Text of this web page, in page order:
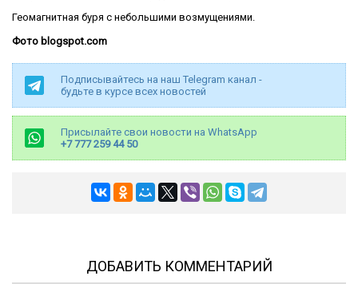
Геомагнитная буря с небольшими возмущениями.
Фото blogspot.com
Подписывайтесь на наш Telegram канал -
будьте в курсе всех новостей
Присылайте свои новости на WhatsApp
+7 777 259 44 50
ДОБАВИТЬ КОММЕНТАРИЙ